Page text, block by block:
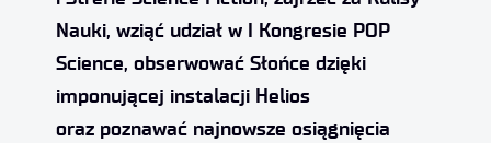
Nauki, wziąć udział w I Kongresie POP
Science, obserwować Słońce dzięki
imponującej instalacji Helios
oraz poznawać najnowsze osiągnięcia